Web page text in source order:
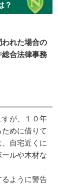
？
れた場合の
合法律事務
が、１０年
めに借りて
自宅近くに
ルや木材な
るように警告